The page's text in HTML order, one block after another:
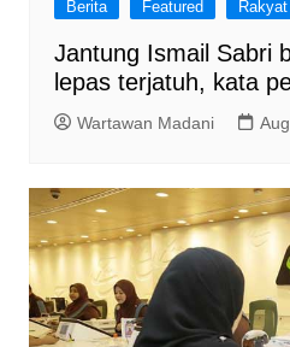
Berita Featured Rakyat
Jantung Ismail Sabri
lepas terjatuh, kata
Wartawan Madani